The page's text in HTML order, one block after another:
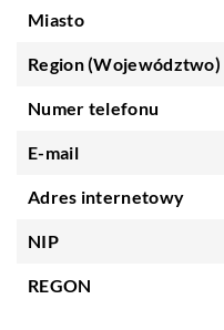
Miasto
Region (Województwo)
Numer telefonu
E-mail
Adres internetowy
NIP
REGON